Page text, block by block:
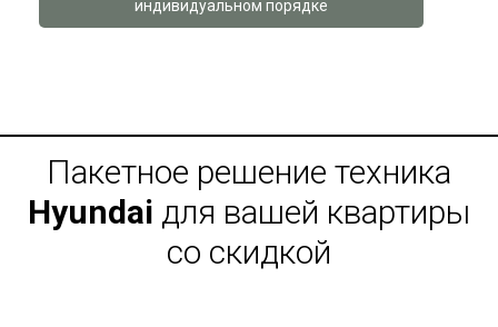
индивидуальном порядке
Пакетное решение техника
Hyundai для вашей квартиры
со скидкой